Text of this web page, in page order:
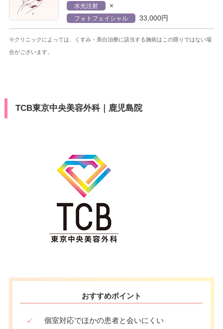
水光注射 ×
フォトフェイシャル 33,000円
※クリニックによっては、くすみ・美白治療に該当する施術はこの限りではない場
合がございます。
TCB東京中央美容外科｜鹿児島院
おすすめポイント
✓ 個室対応でほかの患者と会いにくい